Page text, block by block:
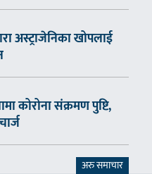
अस्ट्राजेनिका खोपलाई
कोरोना संक्रमण पुष्टि,
अरु समाचार